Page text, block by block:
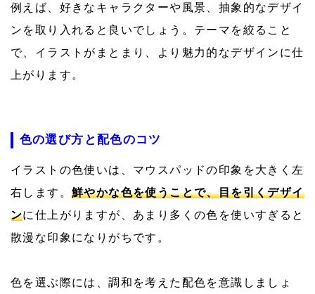
例えば、好きなキャラクターや風景、抽象的なデザイ
ンを取り入れると良いでしょう。テーマを絞ること
で、イラストがまとまり、より魅力的なデザインに仕
上がります。
色の選び方と配色のコツ
イラストの色使いは、マウスパッドの印象を大きく左
右します。 鮮やかな色を使うことで、目を引くデザイ
ンに仕上がりますが、あまり多くの色を使いすぎると
散漫な印象になりがちです。
色を選ぶ際には、調和を考えた配色を意識しましょ